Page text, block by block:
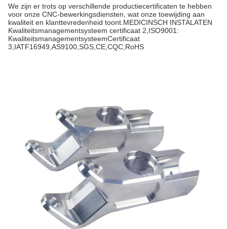
We zijn er trots op verschillende productiecertificaten te hebben
voor onze CNC-bewerkingsdiensten, wat onze toewijding aan
kwaliteit en klanttevredenheid toont.MEDICINSCH INSTALATEN
Kwaliteitsmanagementsysteem certificaat 2,ISO9001:
KwaliteitsmanagementsysteemCertificaat
3,IATF16949,AS9100,SGS,CE,CQC,RoHS